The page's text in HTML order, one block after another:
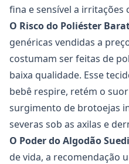
fina e sensível a irritações
O Risco do Poliéster
genéricas vendidas a
costumam ser feitas de
baixa qualidade. Esse
bebê respire, retém o
surgimento de brotoejas
severas sob as axilas e
O Poder do Algodão
de vida, a recomendação